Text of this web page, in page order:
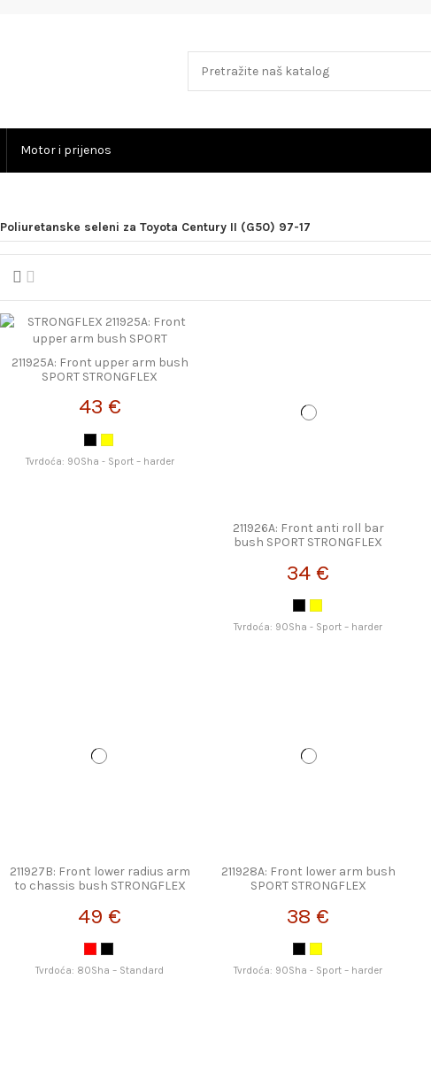
Motor i prijenos
Poliuretanske seleni za Toyota Century II (G50) 97-17
211925A: Front upper arm bush
SPORT STRONGFLEX
43 €
Tvrdoća: 90Sha - Sport – harder
211926A: Front anti roll bar
bush SPORT STRONGFLEX
34 €
Tvrdoća: 90Sha - Sport – harder
211927B: Front lower radius arm
to chassis bush STRONGFLEX
49 €
Tvrdoća: 80Sha – Standard
211928A: Front lower arm bush
SPORT STRONGFLEX
38 €
Tvrdoća: 90Sha - Sport – harder